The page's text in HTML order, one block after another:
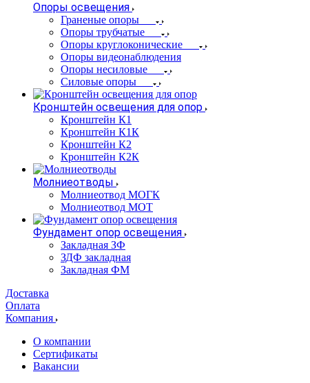
Опоры освещения
Граненые опоры
Опоры трубчатые
Опоры круглоконические
Опоры видеонаблюдения
Опоры несиловые
Силовые опоры
Кронштейн освещения для опор
Кронштейн К1
Кронштейн К1К
Кронштейн К2
Кронштейн К2К
Молниеотводы
Молниеотвод МОГК
Молниеотвод МОТ
Фундамент опор освещения
Закладная ЗФ
ЗДФ закладная
Закладная ФМ
Доставка
Оплата
Компания
О компании
Сертификаты
Вакансии